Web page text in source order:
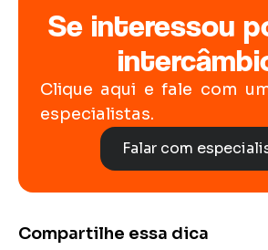
Se interessou
Clique aqui e fale com
especialistas.
Falar com
Compartilhe essa dica